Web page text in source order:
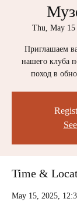
Thu, May 15
Приглашаем
нашего клуба
поход в
Time &
May 15, 2025,